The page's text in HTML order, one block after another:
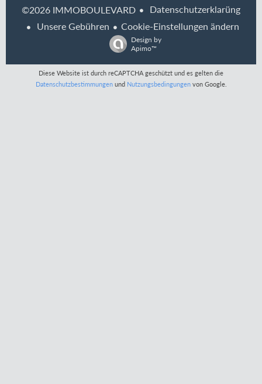
©2026 IMMOBOULEVARD
Datenschutzerklarüng
Unsere Gebühren
Cookie-Einstellungen ändern
Design by
Apimo™
Diese Website ist durch reCAPTCHA geschützt und es gelten die
Datenschutzbestimmungenund Nutzungsbedingungenvon Google.